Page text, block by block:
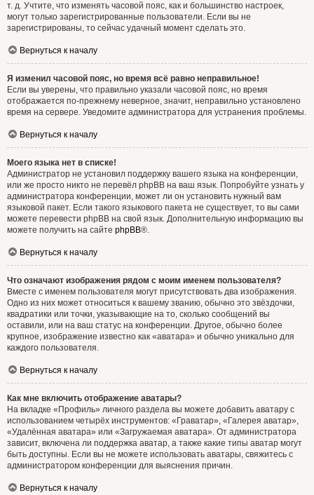
т. д. Учтите, что изменять часовой пояс, как и большинство настроек,
могут только зарегистрированные пользователи. Если вы не
зарегистрированы, то сейчас удачный момент сделать это.
Вернуться к началу
Я изменил часовой пояс, но время всё равно неправильное!
Если вы уверены, что правильно указали часовой пояс, но время
отображается по-прежнему неверное, значит, неправильно установлено
время на сервере. Уведомите администратора для устранения проблемы.
Вернуться к началу
Моего языка нет в списке!
Администратор не установил поддержку вашего языка на конференции,
или же просто никто не перевёл phpBB на ваш язык. Попробуйте узнать у
администратора конференции, может ли он установить нужный вам
языковой пакет. Если такого языкового пакета не существует, то вы сами
можете перевести phpBB на свой язык. Дополнительную информацию вы
можете получить на сайте phpBB®.
Вернуться к началу
Что означают изображения рядом с моим именем пользователя?
Вместе с именем пользователя могут присутствовать два изображения.
Одно из них может относиться к вашему званию, обычно это звёздочки,
квадратики или точки, указывающие на то, сколько сообщений вы
оставили, или на ваш статус на конференции. Другое, обычно более
крупное, изображение известно как «аватара» и обычно уникально для
каждого пользователя.
Вернуться к началу
Как мне включить отображение аватары?
На вкладке «Профиль» личного раздела вы можете добавить аватару с
использованием четырёх инструментов: «Граватар», «Галерея аватар»,
«Удалённая аватара» или «Загружаемая аватара». От администратора
зависит, включена ли поддержка аватар, а также какие типы аватар могут
быть доступны. Если вы не можете использовать аватары, свяжитесь с
администратором конференции для выяснения причин.
Вернуться к началу